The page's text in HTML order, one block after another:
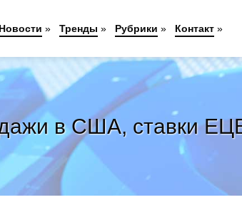
в США, ставки
Новости » Тренды » Рубрики » Контакт »